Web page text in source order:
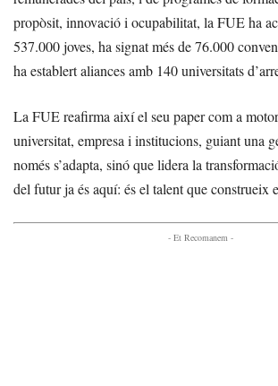
propòsit, innovació i ocupabilitat, la FUE ha
537.000 joves, ha signat més de 76.000
ha establert aliances amb 140 universitats
La FUE reafirma així el seu paper com a
universitat, empresa i institucions, guiant una
només s’adapta, sinó que lidera la
del futur ja és aquí: és el talent que construeix
- Et Recomanem -